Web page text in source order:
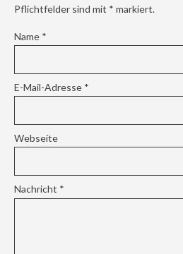
Pflichtfelder sind mit * markiert.
Name *
E-Mail-Adresse *
Webseite
Nachricht *